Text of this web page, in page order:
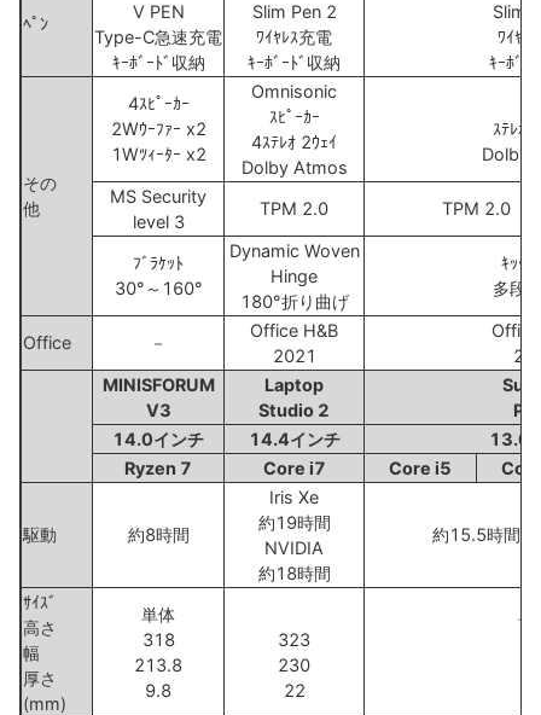
ﾍﾟﾝ
V PEN
Type-C急速充電
ｷｰﾎﾞｰﾄﾞ収納
Slim Pen 2
ﾜｲﾔﾚｽ充電
ｷｰﾎﾞｰﾄﾞ収納
Slim
ﾜｲﾔﾚ
ｷｰﾎﾞｰ
その
他
4ｽﾋﾟｰｶｰ
2Wｳｰﾌｧｰ x2
1Wﾂｨｰﾀｰ x2
Omnisonic
ｽﾋﾟｰｶｰ
4ｽﾃﾚｵ 2ｳｪｲ
Dolby Atmos
ｽﾃﾚｵｽ
Dolby
MS Security
level 3
TPM 2.0 TPM 2.0
ﾌﾞﾗｹｯﾄ
30°～160°
Dynamic Woven
Hinge
180°折り曲げ
ｷｯｸｽ
多段
Office －
Office H&B
2021
MINISFORUM
V3
Laptop
Studio 2
14.0インチ
14.4インチ
13.0
Ryzen 7
Core i7 Core i5
駆動 約8時間
Iris Xe
約19時間
NVIDIA
約18時間
約15.5時間
ｻｲｽﾞ
高さ
幅
厚さ
(mm)
単体
318
213.8
9.8
323
230
22
単